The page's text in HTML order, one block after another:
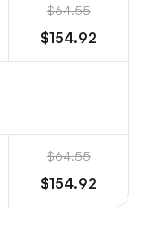
$64.55
$154.92
$64.55
$154.92